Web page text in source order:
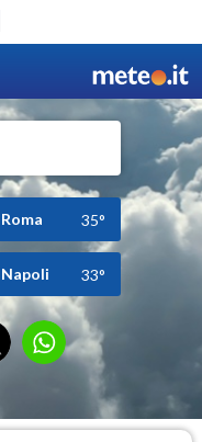
Roma 35°
Napoli 33°